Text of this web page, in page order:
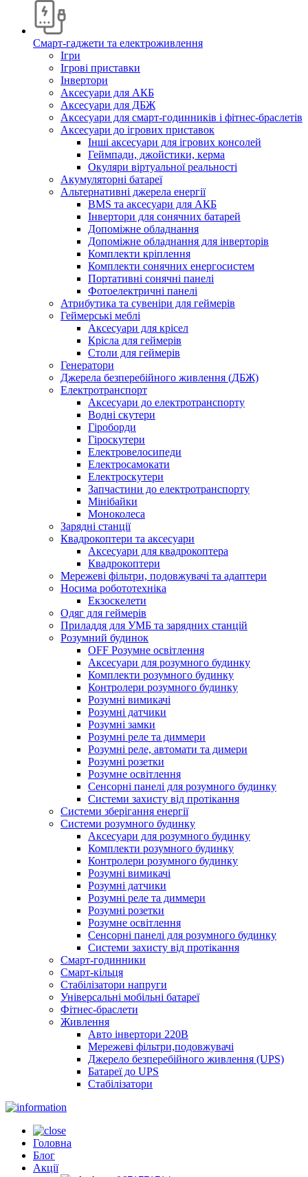
Смарт-гаджети та електроживлення
Ігри
Ігрові приставки
Інвертори
Аксесуари для АКБ
Аксесуари для ДБЖ
Аксесуари для смарт-годинників і фітнес-браслетів
Аксесуари до ігрових приставок
Інші аксесуари для ігрових консолей
Геймпади, джойстики, керма
Окуляри віртуальної реальності
Акумуляторні батареї
Альтернативні джерела енергії
BMS та аксесуари для АКБ
Інвертори для сонячних батарей
Допоміжне обладнання
Допоміжне обладнання для інверторів
Комплекти кріплення
Комплекти сонячних енергосистем
Портативні сонячні панелі
Фотоелектричні панелі
Атрибутика та сувеніри для геймерів
Геймерські меблі
Аксесуари для крісел
Крісла для геймерів
Столи для геймерів
Генератори
Джерела безперебійного живлення (ДБЖ)
Електротранспорт
Аксесуари до електротранспорту
Водні скутери
Гіроборди
Гіроскутери
Електровелосипеди
Електросамокати
Електроскутери
Запчастини до електротранспорту
Мінібайки
Моноколеса
Зарядні станції
Квадрокоптери та аксесуари
Аксесуари для квадрокоптера
Квадрокоптери
Мережеві фільтри, подовжувачі та адаптери
Носима робототехніка
Екзоскелети
Одяг для геймерів
Приладдя для УМБ та зарядних станцій
Розумний будинок
OFF Розумне освітлення
Аксесуари для розумного будинку
Комплекти розумного будинку
Контролери розумного будинку
Розумні вимикачі
Розумні датчики
Розумні замки
Розумні реле та диммери
Розумні реле, автомати та димери
Розумні розетки
Розумне освітлення
Сенсорні панелі для розумного будинку
Системи захисту від протікання
Системи зберігання енергії
Системи розумного будинку
Аксесуари для розумного будинку
Комплекти розумного будинку
Контролери розумного будинку
Розумні вимикачі
Розумні датчики
Розумні реле та диммери
Розумні розетки
Розумне освітлення
Сенсорні панелі для розумного будинку
Системи захисту від протікання
Смарт-годинники
Смарт-кільця
Стабілізатори напруги
Універсальні мобільні батареї
Фітнес-браслети
Живлення
Авто інвертори 220В
Мережеві фільтри,подовжувачі
Джерело безперебійного живлення (UPS)
Батареї до UPS
Стабілізатори
Головна
Блог
Акції